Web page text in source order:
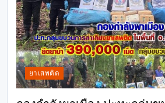
ยาเสพติด